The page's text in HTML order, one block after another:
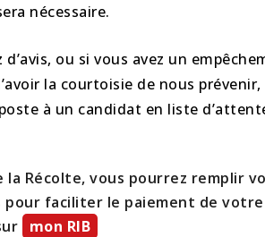
nécessaire.
d’avis, ou si vous avez un
la courtoisie de nous
à un candidat en liste
la Récolte, vous pourrez remplir
pour faciliter le paiement de
mon RIB